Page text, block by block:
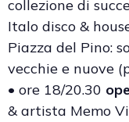
collezione di
Italo disco &
Piazza del Pino:
vecchie e nuove
• ore 18/20.30
& artista Memo